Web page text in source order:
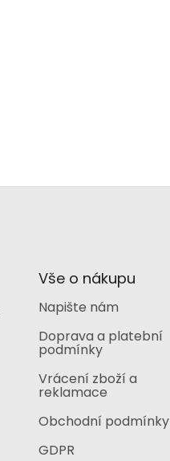
Vše o nákupu
Napište nám
Doprava a platební
podmínky
Vrácení zboží a
reklamace
Obchodní podmínky
GDPR